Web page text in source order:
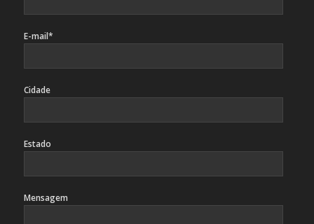
E-mail*
Cidade
Estado
Mensagem